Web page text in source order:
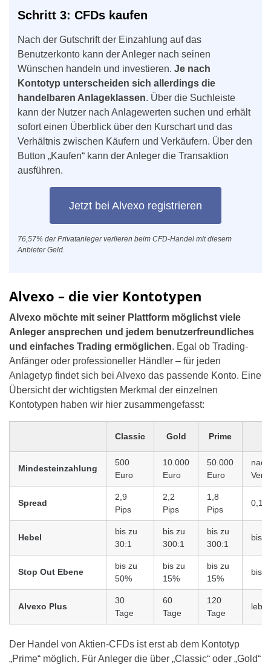
Schritt 3: CFDs kaufen
Nach der Gutschrift der Einzahlung auf das
Benutzerkonto kann der Anleger nach seinen
Wünschen handeln und investieren. Je nach
Kontotyp unterscheiden sich allerdings die
handelbaren Anlageklassen. Über die Suchleiste
kann der Nutzer nach Anlagewerten suchen und erhält
sofort einen Überblick über den Kurschart und das
Verhältnis zwischen Käufern und Verkäufern. Über den
Button „Kaufen“ kann der Anleger die Transaktion
ausführen.
Jetzt bei Alvexo registrieren
76,57% der Privatanleger verlieren beim CFD-Handel mit diesem
Anbieter Geld.
Alvexo – die vier Kontotypen
Alvexo möchte mit seiner Plattform möglichst viele
Anleger ansprechen und jedem benutzerfreundliches
und einfaches Trading ermöglichen. Egal ob Trading-
Anfänger oder professioneller Händler – für jeden
Anlagetyp findet sich bei Alvexo das passende Konto. Eine
Übersicht der wichtigsten Merkmal der einzelnen
Kontotypen haben wir hier zusammengefasst:
Classic Gold Prime
Mindesteinzahlung
500
Euro
10.000
Euro
50.000
Euro
nach
Spread
2,9
Pips
2,2
Pips
1,8
Pips
0,1
Hebel
bis zu
30:1
bis zu
300:1
bis zu
300:1
bis
Stop Out Ebene
bis zu
50%
bis zu
15%
bis zu
15%
bis
Alvexo Plus
30
Tage
60
Tage
120
Tage
Der Handel von Aktien-CFDs ist erst ab dem Kontotyp
„Prime“ möglich. Für Anleger die über „Classic“ oder „Gold“